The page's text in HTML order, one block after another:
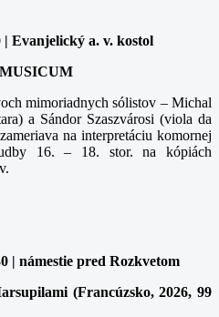
| Evanjelický a. v. kostol
mimoriadnych sólistov – Michal
a Sándor Szaszvárosi (viola da
na interpretáciu komornej
16. – 18. stor. na kópiách
| námestie pred Rozkvetom
(Francúzsko, 2026, 99